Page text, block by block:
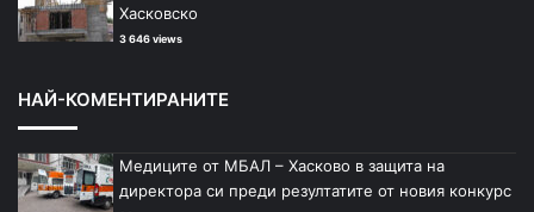
Хасковско
3 646 views
НАЙ-КОМЕНТИРАНИТЕ
Медиците от МБАЛ – Хасково в защита на
директора си преди резултатите от новия конкурс